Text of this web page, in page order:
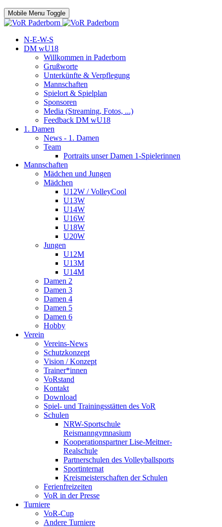
Mobile Menu Toggle
N-E-W-S
DM wU18
Willkommen in Paderborn
Grußworte
Unterkünfte & Verpflegung
Mannschaften
Spielort & Spielplan
Sponsoren
Media (Streaming, Fotos, ...)
Feedback DM wU18
1. Damen
News - 1. Damen
Team
Portraits unser Damen 1-Spielerinnen
Mannschaften
Mädchen und Jungen
Mädchen
U12W / VolleyCool
U13W
U14W
U16W
U18W
U20W
Jungen
U12M
U13M
U14M
Damen 2
Damen 3
Damen 4
Damen 5
Damen 6
Hobby
Verein
Vereins-News
Schutzkonzept
Vision / Konzept
Trainer*innen
VoRstand
Kontakt
Download
Spiel- und Trainingsstätten des VoR
Schulen
NRW-Sportschule
Reismanngymnasium
Kooperationspartner Lise-Meitner-
Realschule
Partnerschulen des Volleyballsports
Sportinternat
Kreismeisterschaften der Schulen
Ferienfreizeiten
VoR in der Presse
Turniere
VoR-Cup
Andere Turniere